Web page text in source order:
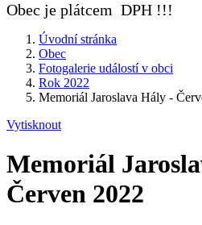
Obec je plátcem DPH !!!
Úvodní stránka
Obec
Fotogalerie událostí v obci
Rok 2022
Memoriál Jaroslava Hály -
Vytisknout
Memoriál
Červen 2022